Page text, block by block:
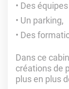
Des
Un parking,
Des
Dans ce
créations de
plus en plus